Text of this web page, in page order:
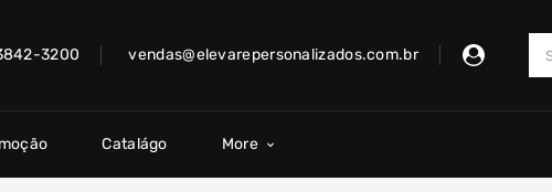
3200 vendas@elevarepersonalizados.com.br
Catalágo More